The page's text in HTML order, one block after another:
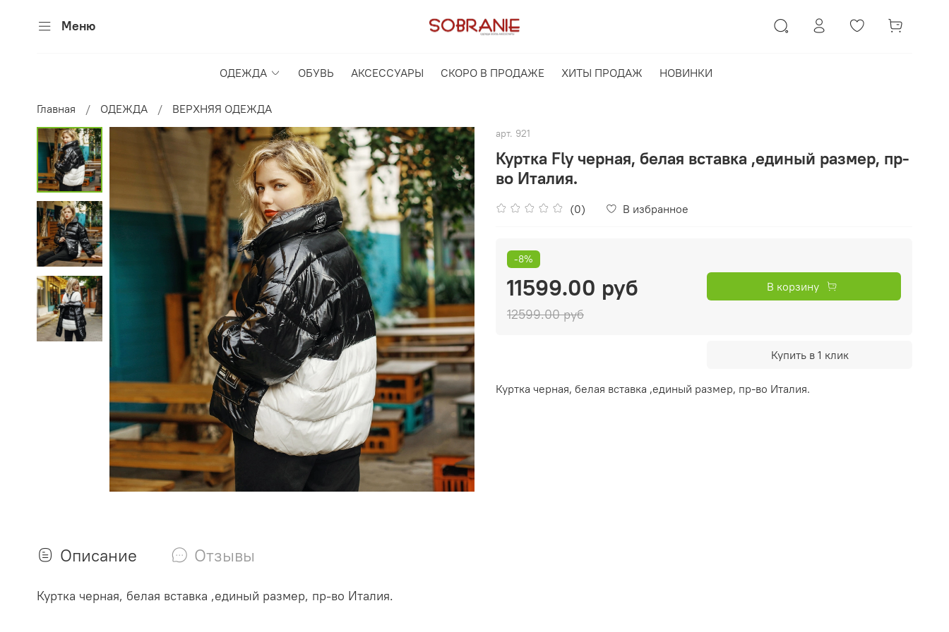
Меню
ОДЕЖДА ОБУВЬ АКСЕССУАРЫ СКОРО В ПРОДАЖЕ ХИТЫ ПРОДАЖ НОВИНКИ
Главная ОДЕЖДА ВЕРХНЯЯ ОДЕЖДА
арт. 921
Куртка Fly черная, белая вставка ,единый размер, пр-
во Италия.
(0) В избранное
-8%
11599.00 руб
12599.00 руб
В корзину
Купить в 1 клик
Куртка черная, белая вставка ,единый размер, пр-во Италия.
Описание Отзывы
Куртка черная, белая вставка ,единый размер, пр-во Италия.